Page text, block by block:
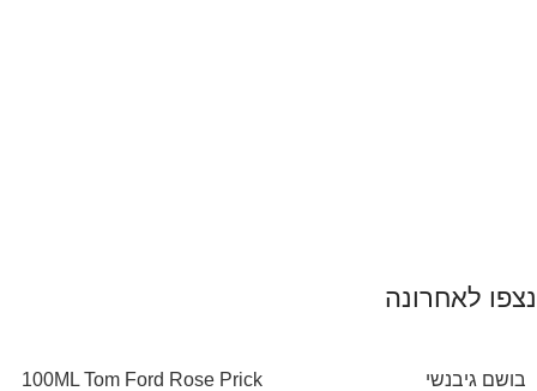
נצפו לאחרונה
‏ בושם גיבנשי
100ML Tom Ford Rose Prick